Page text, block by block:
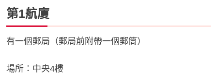
第1航廈
有一個郵局（郵局前附帶一個郵筒）
場所：中央4樓